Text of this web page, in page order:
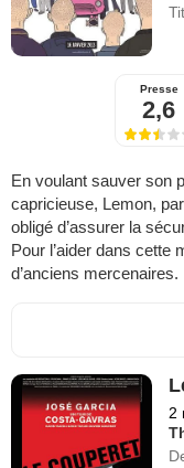
Presse
2,6
En voulant sauver son
capricieuse, Lemon,
obligé d’assurer la
Pour l’aider dans cette
d’anciens mercenaires.
2